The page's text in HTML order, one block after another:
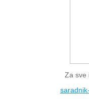
Za sve